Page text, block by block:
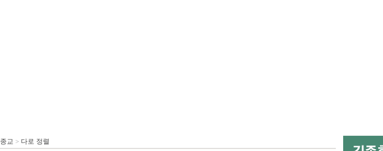
종교 > 다로 정렬